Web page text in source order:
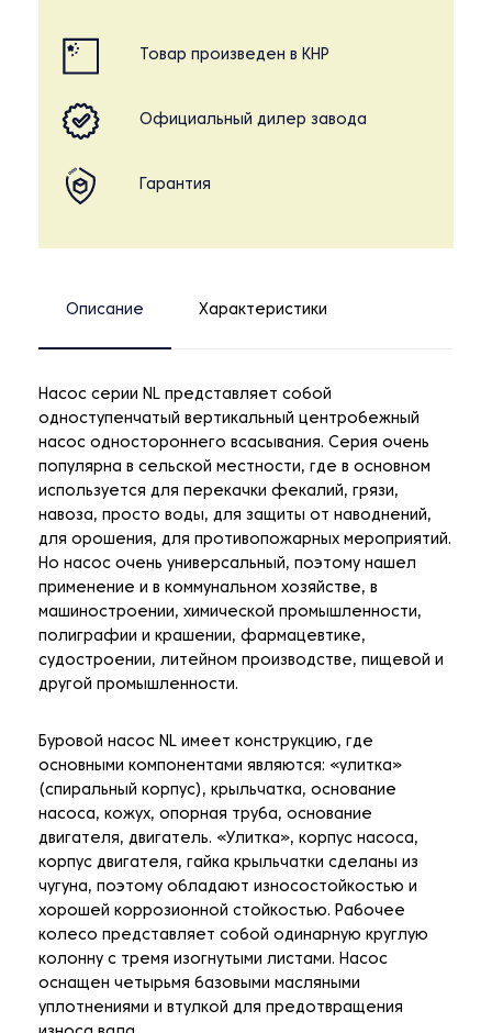
Товар произведен в КНР
Официальный дилер завода
Гарантия
Описание Характеристики
Насос серии NL представляет собой
одноступенчатый вертикальный центробежный
насос одностороннего всасывания. Серия очень
популярна в сельской местности, где в основном
используется для перекачки фекалий, грязи,
навоза, просто воды, для защиты от наводнений,
для орошения, для противопожарных мероприятий.
Но насос очень универсальный, поэтому нашел
применение и в коммунальном хозяйстве, в
машиностроении, химической промышленности,
полиграфии и крашении, фармацевтике,
судостроении, литейном производстве, пищевой и
другой промышленности.
Буровой насос NL имеет конструкцию, где
основными компонентами являются: «улитка»
(спиральный корпус), крыльчатка, основание
насоса, кожух, опорная труба, основание
двигателя, двигатель. «Улитка», корпус насоса,
корпус двигателя, гайка крыльчатки сделаны из
чугуна, поэтому обладают износостойкостью и
хорошей коррозионной стойкостью. Рабочее
колесо представляет собой одинарную круглую
колонну с тремя изогнутыми листами. Насос
оснащен четырьмя базовыми масляными
уплотнениями и втулкой для предотвращения